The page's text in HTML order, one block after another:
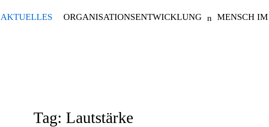
AKTUELLES ORGANISATIONSENTWICKLUNG MENSCH
Tag: Lautstärke